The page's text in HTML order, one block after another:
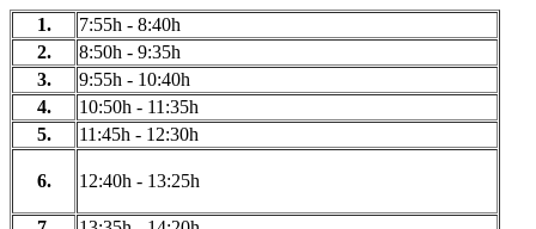
1.
7:55h - 8:40h
2.
8:50h - 9:35h
3.
9:55h - 10:40h
4.
10:50h - 11:35h
5.
11:45h - 12:30h
6. 12:40h - 13:25h